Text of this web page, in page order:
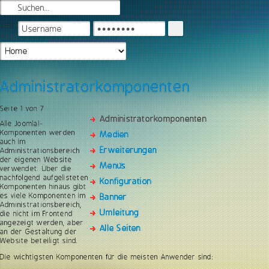
Login
Administratorkomponenten
Administratorkomponenten
Medien
Erweiterungen
Menüs
Konfiguration
Banner
Umleitung
Alle Seiten
Seite 1 von 7
Alle Joomla!-
Komponenten werden
auch im
Administrationsbereich
der eigenen Website
verwendet. Über die
nachfolgend aufgelisteten
Komponenten hinaus gibt
es viele Komponenten im
Administrationsbereich,
die nicht im Frontend
angezeigt werden, aber
an der Gestaltung der
Website beteiligt sind.
Die wichtigsten Komponenten für die meisten Anwender sind: